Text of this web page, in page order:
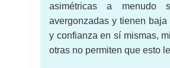
asimétricas a menudo
avergonzadas y tienen baja
y confianza en sí mismas,
otras no permiten que esto